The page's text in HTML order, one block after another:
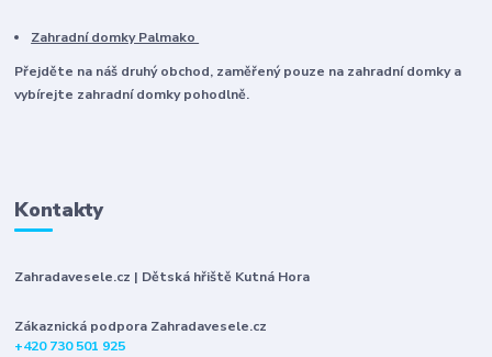
Zahradní domky Palmako
Přejděte na náš druhý obchod, zaměřený pouze na zahradní domky a
vybírejte zahradní domky pohodlně.
Kontakty
Zahradavesele.cz | Dětská hřiště Kutná Hora
Zákaznická podpora Zahradavesele.cz
+420 730 501 925